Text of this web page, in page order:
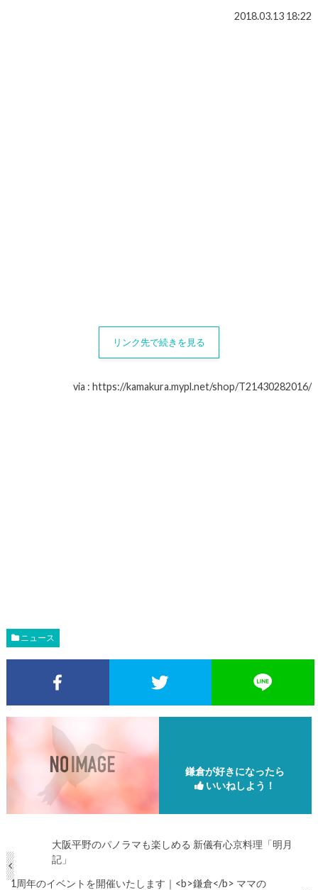
2018.03.13 18:22
リンク先で続きを見る
via : https://kamakura.mypl.net/shop/T21430282016/
ニュース
Facebookでシェア Twitterでシェア
鎌倉が好きになったら
いいねしよう！
大阪平野のパノラマも楽しめる 新儀有心京料理「明月
記」
1周年のイベントを開催いたします｜<b>鎌倉</b> ママの